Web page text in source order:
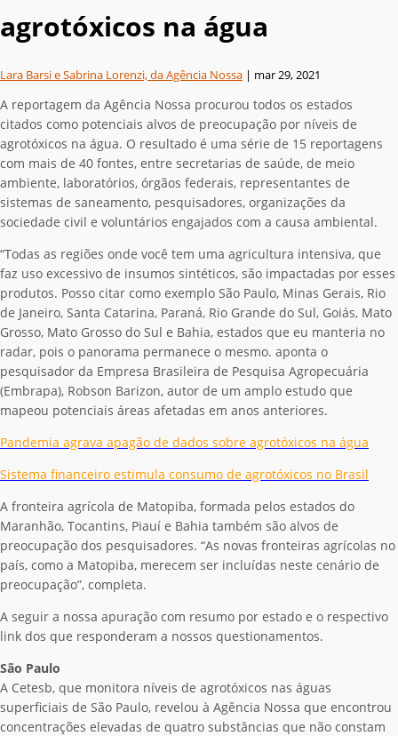
agrotóxicos na água
Lara Barsi e Sabrina Lorenzi, da Agência Nossa | mar 29, 2021
A reportagem da Agência Nossa procurou todos os estados
citados como potenciais alvos de preocupação por níveis de
agrotóxicos na água. O resultado é uma série de 15 reportagens
com mais de 40 fontes, entre secretarias de saúde, de meio
ambiente, laboratórios, órgãos federais, representantes de
sistemas de saneamento, pesquisadores, organizações da
sociedade civil e voluntários engajados com a causa ambiental.
“Todas as regiões onde você tem uma agricultura intensiva, que
faz uso excessivo de insumos sintéticos, são impactadas por esses
produtos. Posso citar como exemplo São Paulo, Minas Gerais, Rio
de Janeiro, Santa Catarina, Paraná, Rio Grande do Sul, Goiás, Mato
Grosso, Mato Grosso do Sul e Bahia, estados que eu manteria no
radar, pois o panorama permanece o mesmo. aponta o
pesquisador da Empresa Brasileira de Pesquisa Agropecuária
(Embrapa), Robson Barizon, autor de um amplo estudo que
mapeou potenciais áreas afetadas em anos anteriores.
Pandemia agrava apagão de dados sobre agrotóxicos na água
Sistema financeiro estimula consumo de agrotóxicos no Brasil
A fronteira agrícola de Matopiba, formada pelos estados do
Maranhão, Tocantins, Piauí e Bahia também são alvos de
preocupação dos pesquisadores. “As novas fronteiras agrícolas no
país, como a Matopiba, merecem ser incluídas neste cenário de
preocupação”, completa.
A seguir a nossa apuração com resumo por estado e o respectivo
link dos que responderam a nossos questionamentos.
São Paulo
A Cetesb, que monitora níveis de agrotóxicos nas águas
superficiais de São Paulo, revelou à Agência Nossa que encontrou
concentrações elevadas de quatro substâncias que não constam